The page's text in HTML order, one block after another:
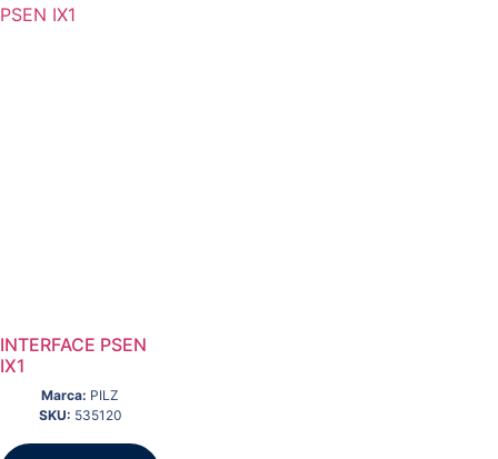
INTERFACE PSEN
IX1
Marca: PILZ
SKU: 535120